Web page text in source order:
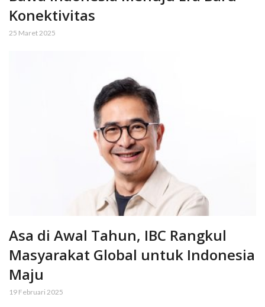
Konektivitas
25 Maret 2025
Asa di Awal Tahun, IBC Rangkul
Masyarakat Global untuk Indonesia
Maju
19 Februari 2025